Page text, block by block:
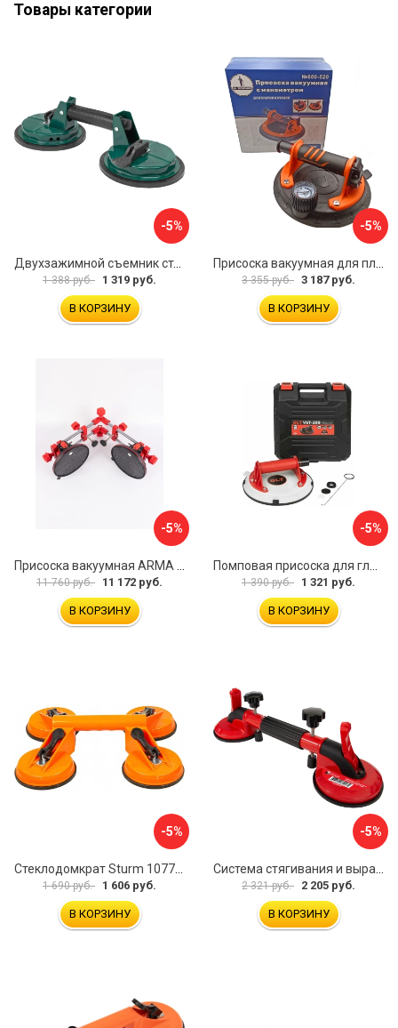
Товары категории
-5%
Двухзажимной съемник стекол Rockforce RF-63404(18564)
1 388 руб. 1 319 руб.
В КОРЗИНУ
-5%
3 355 руб. 3 187 руб.
В КОРЗИНУ
-5%
Присоска вакуумная ARMA P625A
11 760 руб. 11 172 руб.
В КОРЗИНУ
-5%
Помповая присоска для гладкой и шероховатой плитки DLT VST-209 1114
1 390 руб. 1 321 руб.
В КОРЗИНУ
-5%
1 690 руб. 1 606 руб.
В КОРЗИНУ
-5%
2 321 руб. 2 205 руб.
В КОРЗИНУ